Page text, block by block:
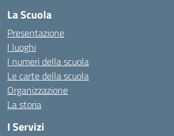
La Scuola
Presentazione
I luoghi
I numeri della scuola
Le carte della scuola
Organizzazione
La storia
I Servizi